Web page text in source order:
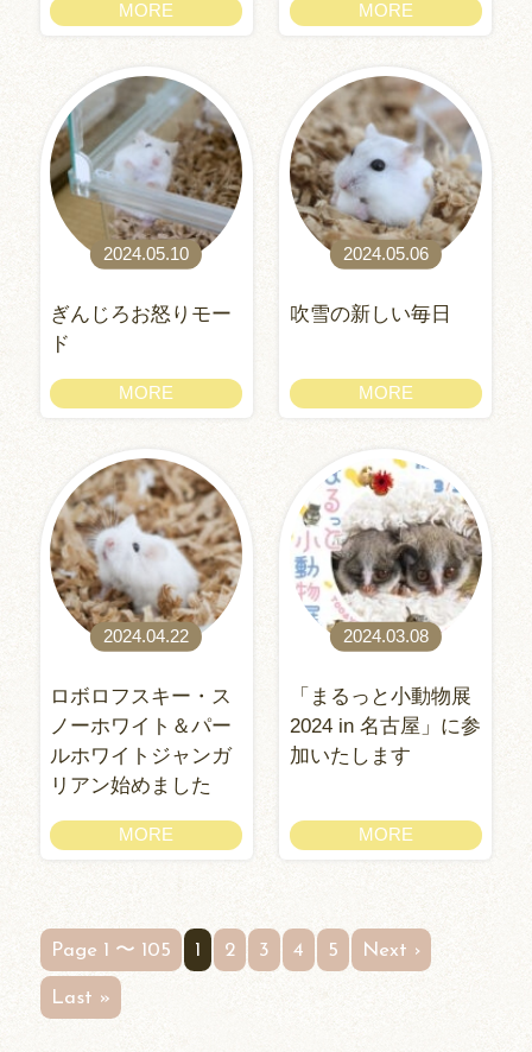
MORE MORE
2024.05.10
ぎんじろお怒りモー
ド
MORE
2024.05.06
吹雪の新しい毎日
MORE
2024.04.22
ロボロフスキー・ス
ノーホワイト＆パー
ルホワイトジャンガ
リアン始めました
MORE
2024.03.08
「まるっと小動物展
2024 in 名古屋」に参
加いたします
MORE
Page 1 〜 105 1 2 3 4 5 Next ›
Last »